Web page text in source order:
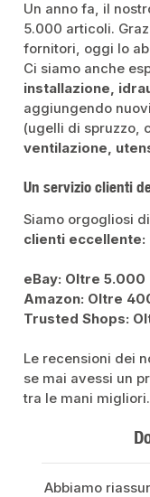
Un anno fa, il
5.000 articoli.
fornitori, oggi lo
Ci siamo anche
installazione,
aggiungendo
(ugelli di spruzzo,
ventilazione,
Un servizio clienti
Siamo orgogliosi
clienti eccellente:
eBay: Oltre
Amazon: Oltre
Trusted Shops:
Le recensioni dei
se mai avessi un
tra le mani migliori.
Abbiamo